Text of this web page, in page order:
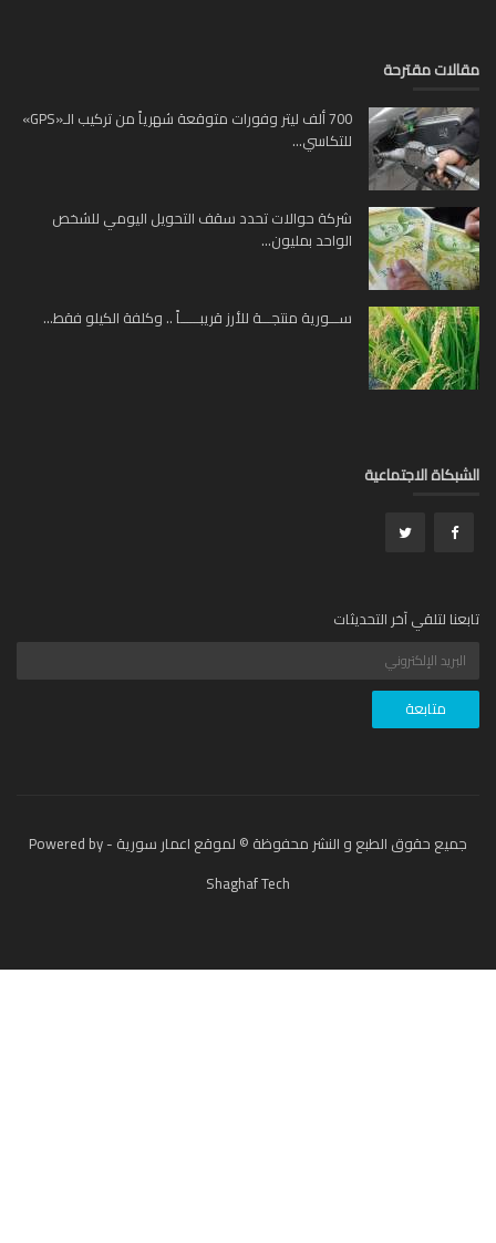
مقترحة
700 ألف ليتر وفورات متوقعة شهرياً من تركيب الـ«GPS»
للتكاسي...
شركة حوالات تحدد سقف التحويل اليومي للشخص
الواحد بمليون...
ســـورية منتجـــة للأرز قريبــــــاً .. وكلفة الكيلو فقط...
الاجتماعية
لتلقي آخر التحديثات
جميع حقوق الطبع و النشر محفوظة © لموقع اعمار سورية - Powered by
Shaghaf Tech